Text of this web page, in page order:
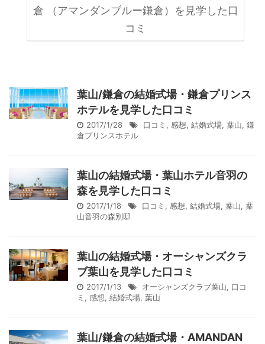
倉 （アマンダンブルー鎌倉）を見学した口
コミ
葉山/鎌倉の結婚式場・鎌倉プリンス
ホテルを見学した口コミ
2017/1/28 口コミ , 感想, 結婚式場, 葉山, 鎌
倉プリンスホテル
葉山の結婚式場・葉山ホテル音羽の
森を見学した口コミ
2017/1/18 口コミ , 感想, 結婚式場, 葉山, 葉
山音羽の森別邸
葉山の結婚式場・オーシャンズクラ
ブ葉山を見学した口コミ
2017/1/13 オーシャンズクラブ葉山, 口コ
ミ , 感想, 結婚式場, 葉山
葉山/鎌倉の結婚式場・AMANDAN